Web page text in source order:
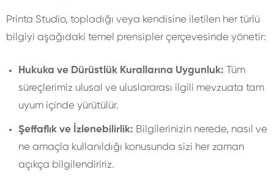
Printa Studio, topladığı veya kendisine iletilen her türlü
bilgiyi aşağıdaki temel prensipler çerçevesinde yönetir:
Hukuka ve Dürüstlük Kurallarına Uygunluk: Tüm
süreçlerimiz ulusal ve uluslararası ilgili mevzuata tam
uyum içinde yürütülür.
Şeffaflık ve İzlenebilirlik: Bilgilerinizin nerede, nasıl ve
ne amaçla kullanıldığı konusunda sizi her zaman
açıkça bilgilendiririz.